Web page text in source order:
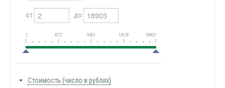
от до
2 4727 9453 14178 18903
Стоимость (число в рублях)